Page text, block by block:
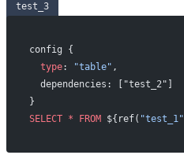
test_3
config {
  type
: "table" ,
  dependencies: ["test_2"]
}
SELECT * FROM ${ref( "test_1"